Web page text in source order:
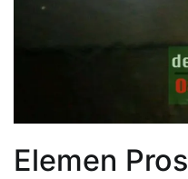
Elemen